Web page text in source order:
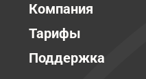
Компания
Тарифы
Поддержка